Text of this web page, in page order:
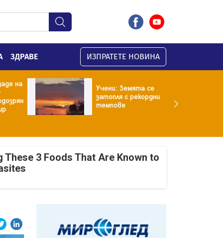
ЗДРАВЕ ИЗПРАТЕТЕ НОВИНА
на
Учени: Земята се
затопля с рекордни
темпове
These 3 Foods That Are Known to